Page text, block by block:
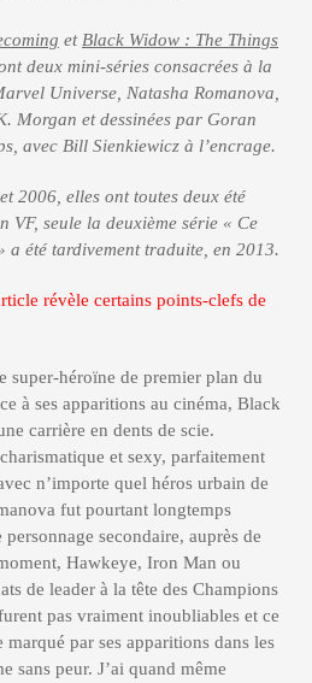
et Black Widow : The Things
deux mini-séries consacrées à la
Universe, Natasha Romanova,
Morgan et dessinées par Goran
avec Bill Sienkiewicz à l’encrage.
2006, elles ont toutes deux été
VF, seule la deuxième série « Ce
a été tardivement traduite, en 2013.
révèle certains points-clefs de
super-héroïne de premier plan du
à ses apparitions au cinéma, Black
carrière en dents de scie.
et sexy, parfaitement
n’importe quel héros urbain de
fut pourtant longtemps
secondaire, auprès de
Hawkeye, Iron Man ou
de leader à la tête des Champions
pas vraiment inoubliables et ce
par ses apparitions dans les
sans peur. J’ai quand même